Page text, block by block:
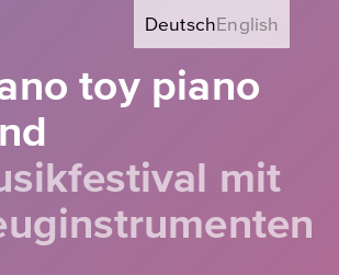
toy piano
mit
DeutschEnglish